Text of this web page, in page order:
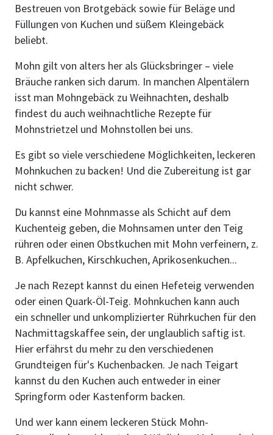
Bestreuen von Brotgebäck sowie für Beläge und
Füllungen von Kuchen und süßem Kleingebäck
beliebt.
Mohn gilt von alters her als Glücksbringer – viele
Bräuche ranken sich darum. In manchen Alpentälern
isst man Mohngebäck zu Weihnachten, deshalb
findest du auch weihnachtliche Rezepte für
Mohnstrietzel und Mohnstollen bei uns.
Es gibt so viele verschiedene Möglichkeiten, leckeren
Mohnkuchen zu backen! Und die Zubereitung ist gar
nicht schwer.
Du kannst eine Mohnmasse als Schicht auf dem
Kuchenteig geben, die Mohnsamen unter den Teig
rühren oder einen Obstkuchen mit Mohn verfeinern, z.
B. Apfelkuchen, Kirschkuchen, Aprikosenkuchen...
Je nach Rezept kannst du einen Hefeteig verwenden
oder einen Quark-Öl-Teig. Mohnkuchen kann auch
ein schneller und unkomplizierter Rührkuchen für den
Nachmittagskaffee sein, der unglaublich saftig ist.
Hier erfährst du mehr zu den verschiedenen
Grundteigen für's Kuchenbacken. Je nach Teigart
kannst du den Kuchen auch entweder in einer
Springform oder Kastenform backen.
Und wer kann einem leckeren Stück Mohn-